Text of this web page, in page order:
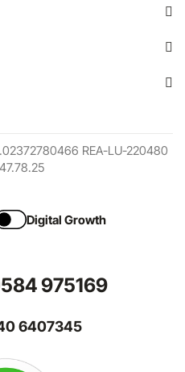
REA-LU-220480
Digital Growth
975169
6407345